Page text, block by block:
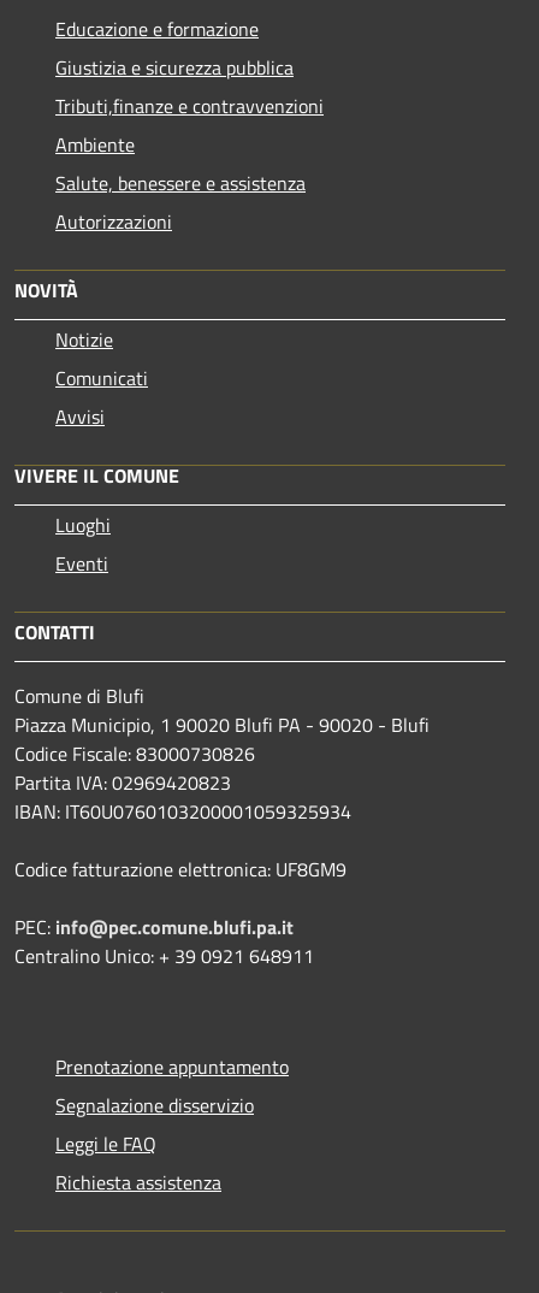
Educazione e formazione
Giustizia e sicurezza pubblica
Tributi,finanze e contravvenzioni
Ambiente
Salute, benessere e assistenza
Autorizzazioni
NOVITÀ
Notizie
Comunicati
Avvisi
VIVERE IL COMUNE
Luoghi
Eventi
CONTATTI
Comune di Blufi
Piazza Municipio, 1 90020 Blufi PA - 90020 - Blufi
Codice Fiscale: 83000730826
Partita IVA: 02969420823
IBAN: IT60U0760103200001059325934
Codice fatturazione elettronica: UF8GM9
PEC: info@pec.comune.blufi.pa.it
Centralino Unico: + 39 0921 648911
Prenotazione appuntamento
Segnalazione disservizio
Leggi le FAQ
Richiesta assistenza